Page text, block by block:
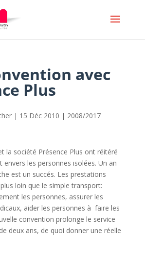
avec
Plus
| 15 Déc 2010 | 2008/2017
la société Présence Plus ont réitéré
envers les personnes isolées. Un an
est un succés. Les prestations
loin que le simple transport:
les personnes, assurer les
aider les personnes à faire les
convention prolonge le service
deux ans, de quoi donner une réelle